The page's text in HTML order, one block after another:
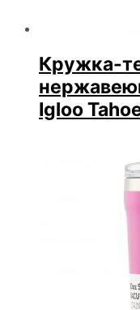
Кружка-
Igloo